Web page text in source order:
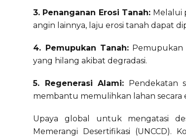
3. Penanganan Erosi Tanah: Melalui
angin lainnya, laju erosi tanah dapat
4. Pemupukan Tanah:Pemupukan
yang hilang akibat degradasi.
5. Regenerasi Alami: Pendekatan
membantu memulihkan lahan secara
Upaya global untuk mengatasi
Memerangi Desertifikasi (UNCCD).